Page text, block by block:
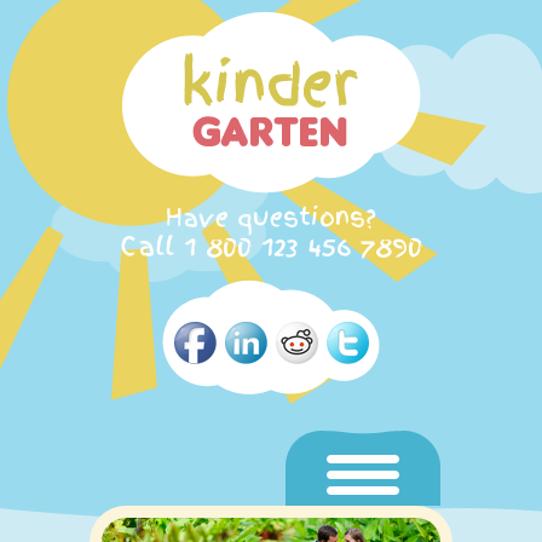
Have questions?
Call 1 800 123 456 7890